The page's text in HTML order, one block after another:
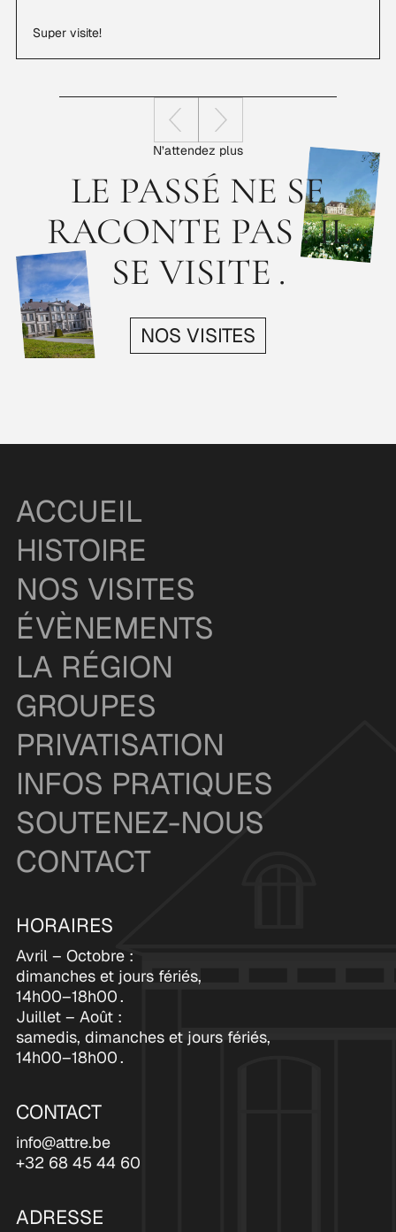
Super visite!
N’attendez plus
LE PASSÉ NE SE
RACONTE PAS : IL
SE VISITE .
NOS VISITES
ACCUEIL
HISTOIRE
NOS VISITES
ÉVÈNEMENTS
LA RÉGION
GROUPES
PRIVATISATION
INFOS PRATIQUES
SOUTENEZ-NOUS
CONTACT
HORAIRES
Avril – Octobre :
dimanches et jours fériés,
14h00–18h00 .
Juillet – Août :
samedis, dimanches et jours fériés,
14h00–18h00 .
CONTACT
info@attre.be
+32 68 45 44 60
ADRESSE